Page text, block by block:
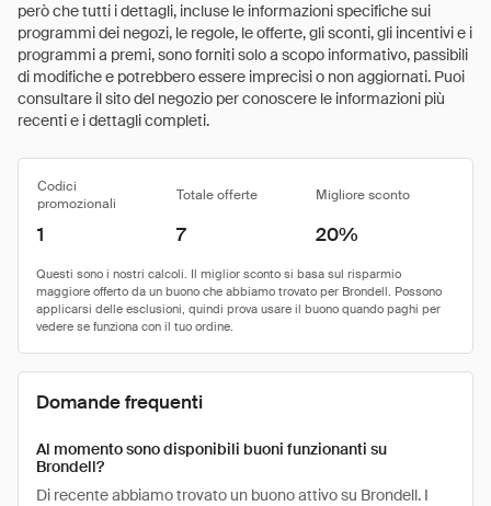
però che tutti i dettagli, incluse le informazioni specifiche sui
programmi dei negozi, le regole, le offerte, gli sconti, gli incentivi e i
programmi a premi, sono forniti solo a scopo informativo, passibili
di modifiche e potrebbero essere imprecisi o non aggiornati. Puoi
consultare il sito del negozio per conoscere le informazioni più
recenti e i dettagli completi.
Codici
promozionali
Totale offerte Migliore sconto
1 7 20%
Domande frequenti
Al momento sono disponibili buoni funzionanti su
Brondell?
Di recente abbiamo trovato un buono attivo su Brondell. I